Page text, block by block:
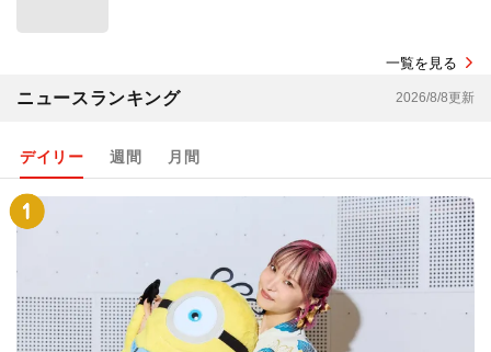
一覧を見る
ニュースランキング 2026/8/8更新
デイリー 週間 月間